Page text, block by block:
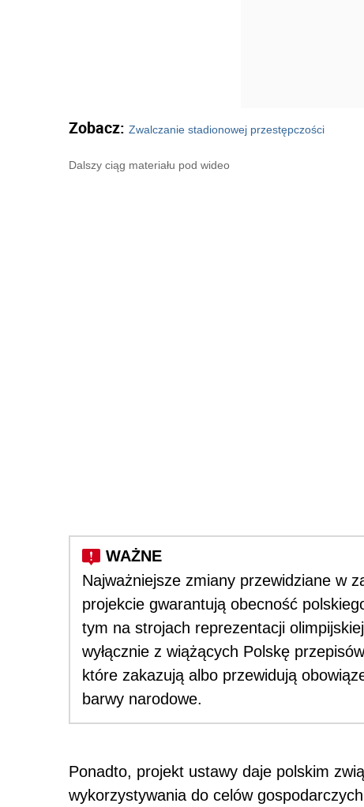
Zobacz: Zwalczanie stadionowej przestępczości
Dalszy ciąg materiału pod wideo
Najważniejsze zmiany przewidziane w
projekcie gwarantują obecność
tym na strojach reprezentacji
wyłącznie z wiążących Polskę
które zakazują albo przewidują
barwy narodowe.
Ponadto, projekt ustawy daje polskim
wykorzystywania do celów